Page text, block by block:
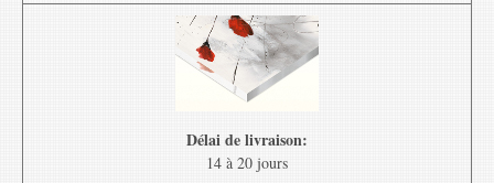
Délai de livraison:
14 à 20 jours